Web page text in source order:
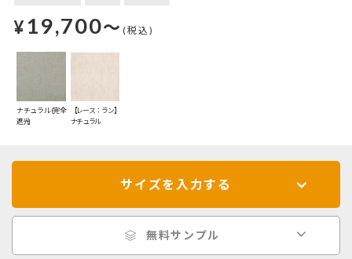
¥19,700～ (税込)
ナチュラル(完全
遮光)
【レース：ラン】
ナチュラル
サイズを入力する
無料サンプル